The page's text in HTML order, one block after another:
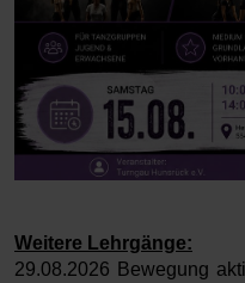
Weitere Lehrgänge:
29.08.2026 Bewegung